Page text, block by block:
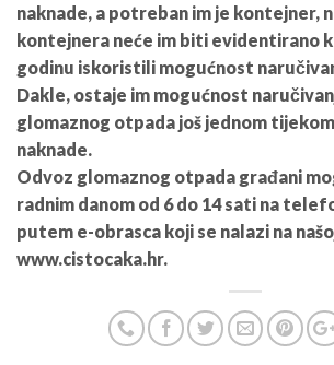
naknade, a potreban im je kontejner,
kontejnera neće im biti evidentirano
godinu iskoristili mogućnost
Dakle, ostaje im mogućnost
glomaznog otpada još jednom
naknade.
Odvoz glomaznog otpada građani
radnim danom od 6 do 14 sati na
putem e-obrasca koji se nalazi na
www.cistocaka.hr.